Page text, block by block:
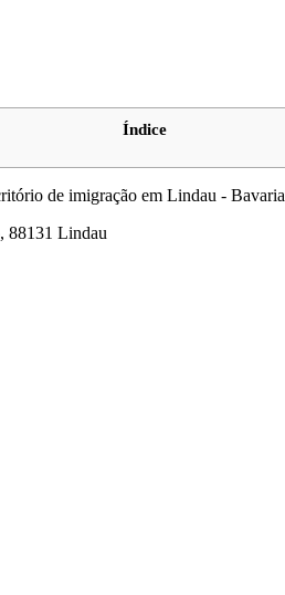
Índice
de imigração em Lindau - Bavaria
88131 Lindau